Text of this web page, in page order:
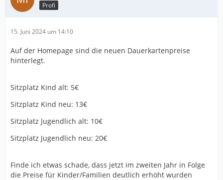
Profi
15. Juni 2024 um 14:10
Auf der Homepage sind die neuen Dauerkartenpreise
hinterlegt.
Sitzplatz Kind alt: 5€
Sitzplatz Kind neu: 13€
Sitzplatz Jugendlich alt: 10€
Sitzplatz Jugendlich neu: 20€
Finde ich etwas schade, dass jetzt im zweiten Jahr in Folge
die Preise für Kinder/Familien deutlich erhöht wurden